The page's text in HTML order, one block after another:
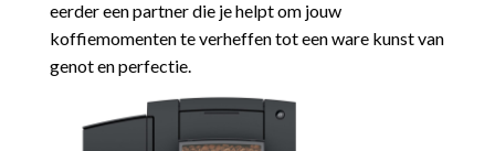
eerder een partner die je helpt om jouw
koffiemomenten te verheffen tot een ware kunst van
genot en perfectie.